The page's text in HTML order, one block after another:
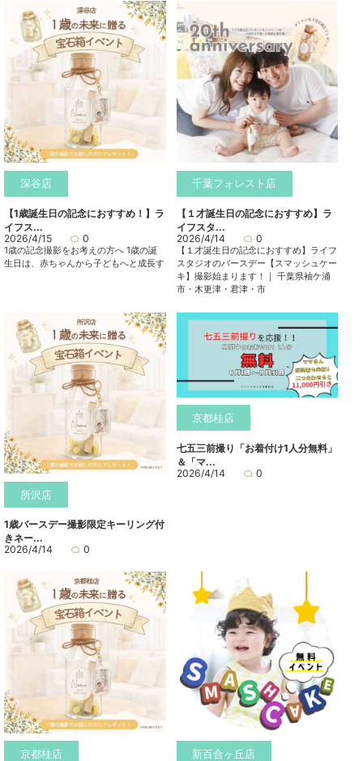
深谷店
【1歳誕生日の記念におすすめ！】ラ
イフス...
2026/4/15
0
1歳の記念撮影をお考えの方へ 1歳の誕
生日は、赤ちゃんから子どもへと成長す
千葉フォレスト店
【１才誕生日の記念におすすめ】ラ
イフスタ...
2026/4/14
0
【１才誕生日の記念におすすめ】ライフ
スタジオのバースデー【スマッシュケー
キ】撮影始まります！｜ 千葉県袖ケ浦
市・木更津・君津・市
所沢店
1歳バースデー撮影限定キーリング付
きネー...
2026/4/14
0
京都桂店
七五三前撮り「お着付け1人分無料」
＆「マ...
2026/4/14
0
京都桂店 新百合ヶ丘店